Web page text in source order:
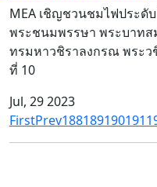
MEA เชิญชวนชมไฟประดั
พระชนมพรรษา พระบาทส
ทรมหาวชิราลงกรณ พระว
ที่ 10
Jul, 29 2023
FirstPrev188189190191